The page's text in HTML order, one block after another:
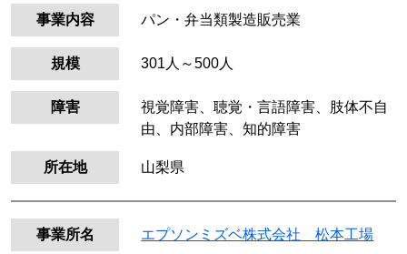
事業内容 パン・弁当類製造販売業
規模 301人～500人
障害
視覚障害、聴覚・言語障害、肢体不自
由、内部障害、知的障害
所在地 山梨県
事業所名 エプソンミズベ株式会社 松本工場